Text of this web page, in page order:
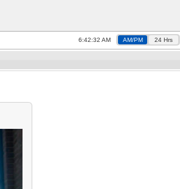
6:42:32 AM AM/PM 24 Hrs